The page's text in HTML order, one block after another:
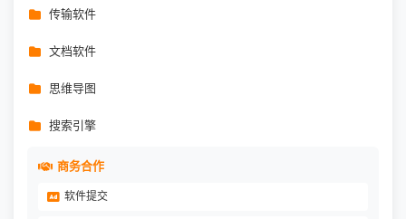
传输软件
文档软件
思维导图
搜索引擎
商务合作
软件提交